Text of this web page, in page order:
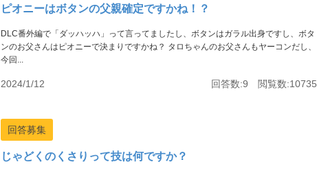
ピオニーはボタンの父親確定ですかね！？
DLC番外編で「ダッハッハ」って言ってましたし、ボタンはガラル出身ですし、ボタ
ンのお父さんはピオニーで決まりですかね？ タロちゃんのお父さんもヤーコンだし、
今回...
2024/1/12 回答数:9 閲覧数:10735
回答募集
じゃどくのくさりって技は何ですか？